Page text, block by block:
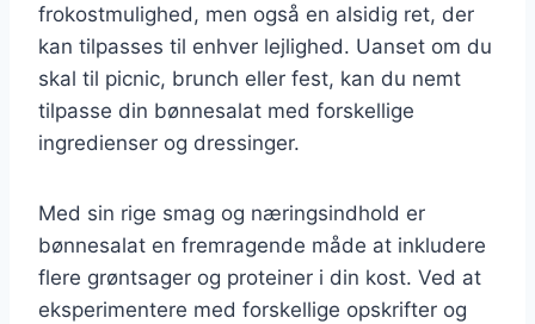
frokostmulighed, men også en alsidig ret, der
kan tilpasses til enhver lejlighed. Uanset om du
skal til picnic, brunch eller fest, kan du nemt
tilpasse din bønnesalat med forskellige
ingredienser og dressinger.
Med sin rige smag og næringsindhold er
bønnesalat en fremragende måde at inkludere
flere grøntsager og proteiner i din kost. Ved at
eksperimentere med forskellige opskrifter og